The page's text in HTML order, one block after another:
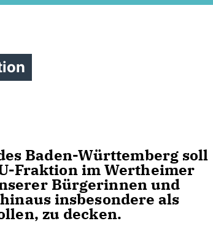
Baden-Württemberg soll
Fraktion im Wertheimer
Bürgerinnen und
insbesondere als
zu decken.